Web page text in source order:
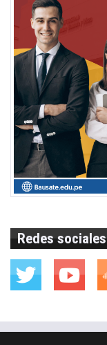
Redes sociales